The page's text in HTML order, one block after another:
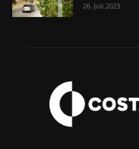
26. Juli 2023